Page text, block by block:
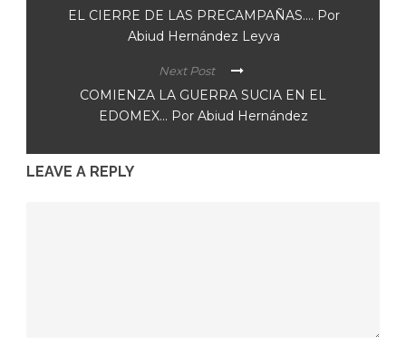
EL CIERRE DE LAS PRECAMPAÑAS…. Por
Abiud Hernández Leyva
Next Post
COMIENZA LA GUERRA SUCIA EN EL
EDOMEX… Por Abiud Hernández
LEAVE A REPLY